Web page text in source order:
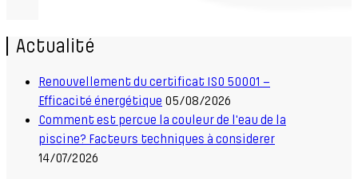
Actualité
Renouvellement du certificat ISO 50001 –
Efficacité énergétique 05/08/2026
Comment est percue la couleur de l'eau de la
piscine? Facteurs techniques à considerer
14/07/2026